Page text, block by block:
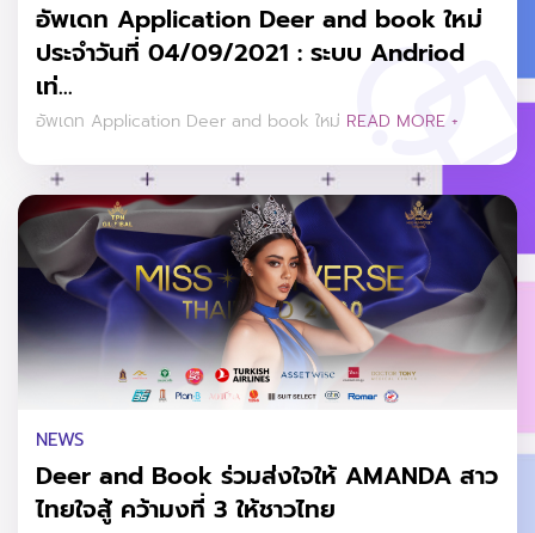
อัพเดท Application Deer and book ใหม่
ประจำวันที่ 04/09/2021 : ระบบ Andriod
เท่...
อัพเดท Application Deer and book ใหม่ READ MORE +
NEWS
Deer and Book ร่วมส่งใจให้ AMANDA สาว
ไทยใจสู้ คว้ามงที่ 3 ให้ชาวไทย